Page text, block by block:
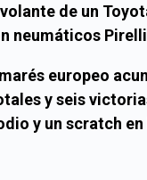
de un
neumáticos Pirelli
europeo
yseis
y un scratch